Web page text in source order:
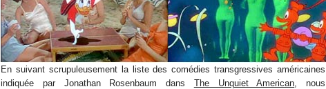
En suivant scrupuleusement la liste des comédies transgressives américaines
indiquée par Jonathan Rosenbaum dans The Unquiet American , nous